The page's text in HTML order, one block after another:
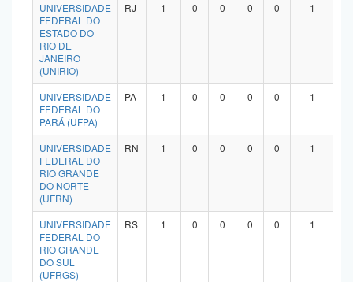
UNIVERSIDADE
FEDERAL DO
ESTADO DO
RIO DE
JANEIRO
(UNIRIO)
RJ 1 0 0 0 0 1
UNIVERSIDADE
FEDERAL DO
PARÁ (UFPA)
PA 1 0 0 0 0 1
UNIVERSIDADE
FEDERAL DO
RIO GRANDE
DO NORTE
(UFRN)
RN 1 0 0 0 0 1
UNIVERSIDADE
FEDERAL DO
RIO GRANDE
DO SUL
(UFRGS)
RS 1 0 0 0 0 1